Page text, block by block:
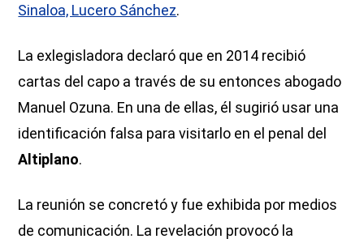
Sinaloa, Lucero Sánchez.
La exlegisladora declaró que en 2014 recibió
cartas del capo a través de su entonces abogado
Manuel Ozuna. En una de ellas, él sugirió usar una
identificación falsa para visitarlo en el penal del
Altiplano.
La reunión se concretó y fue exhibida por medios
de comunicación. La revelación provocó la